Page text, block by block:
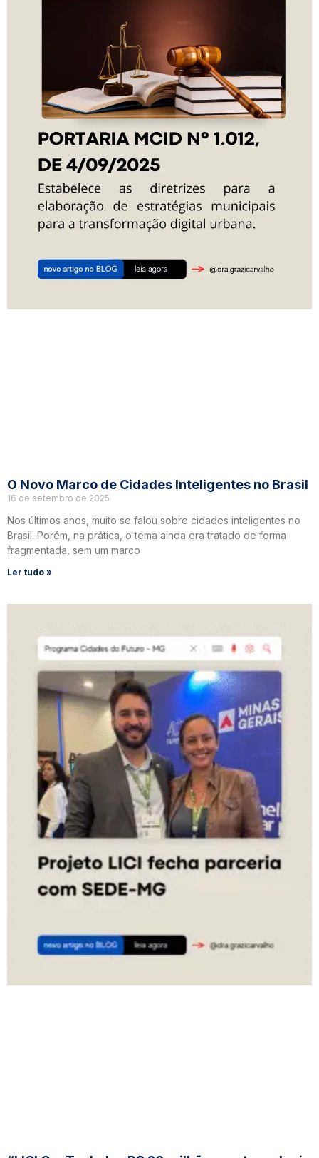
O Novo Marco de Cidades Inteligentes no Brasil
16 de setembro de 2025
Nos últimos anos, muito se falou sobre cidades inteligentes no
Brasil. Porém, na prática, o tema ainda era tratado de forma
fragmentada, sem um marco
Ler tudo »